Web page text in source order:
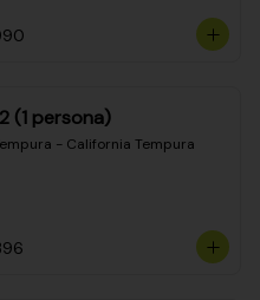
(1 persona)
- California Tempura